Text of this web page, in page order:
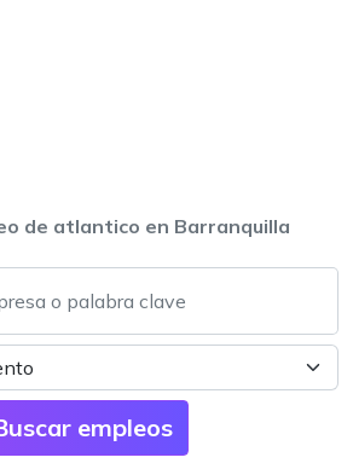
de atlantico en Barranquilla